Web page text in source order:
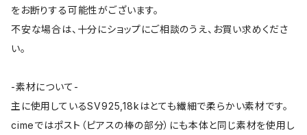
をお断りする可能性がございます。
不安な場合は、十分にショップにご相談のうえ、お買い求めくださ
い。
-素材について-
主に使用しているSV925,18kはとても繊細で柔らかい素材です。
cimeではポスト（ピアスの棒の部分）にも本体と同じ素材を使用し